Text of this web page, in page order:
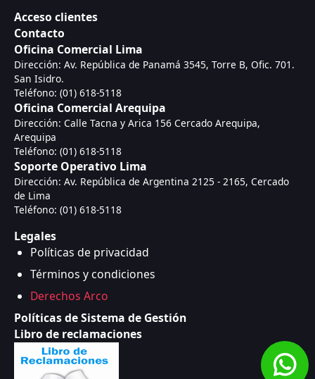
Acceso clientes
Contacto
Oficina Comercial Lima
Dirección: Av. República de Panamá 3545, Torre B, Ofic. 701.
San Isidro.
Teléfono: (01) 618-5118
Oficina Comercial Arequipa
Dirección: Calle Tacna y Arica 156 Cercado Arequipa,
Arequipa
Teléfono: (01) 618-5118
Soporte Operativo Lima
Dirección: Av. República de Argentina 2125 - 2165, Cercado
de Lima
Teléfono: (01) 618-5118
Legales
Políticas de privacidad
Términos y condiciones
Derechos Arco
Políticas de Sistema de Gestión
Libro de reclamaciones